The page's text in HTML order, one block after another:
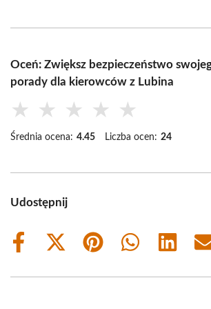
Oceń: Zwiększ bezpieczeństwo
porady dla kierowców z Lubina
★ ★ ★ ★ ★
Średnia ocena: 4.45 Liczba ocen: 24
Udostępnij
Share
Share
(Twitter)
Share
Share
Share